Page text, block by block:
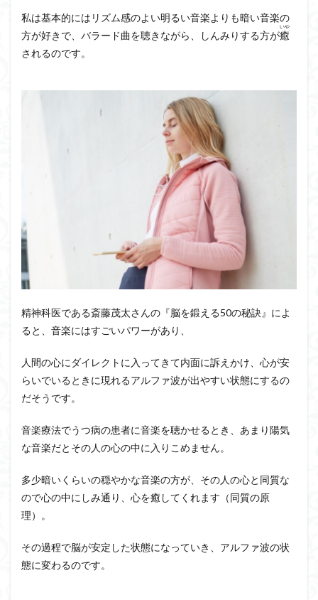
私は基本的にはリズム感のよい明るい音楽よりも暗い音楽の
方が好きで、バラード曲を聴きながら、しんみりする方が癒
いや
されるのです。
精神科医である斎藤茂太さんの『脳を鍛える50の秘訣』によ
ると、音楽にはすごいパワーがあり、
人間の心にダイレクトに入ってきて内面に訴えかけ、心が安
らいでいるときに現れるアルファ波が出やすい状態にするの
だそうです。
音楽療法でうつ病の患者に音楽を聴かせるとき、あまり陽気
な音楽だとその人の心の中に入りこめません。
多少暗いくらいの穏やかな音楽の方が、その人の心と同質な
ので心の中にしみ通り、心を癒してくれます（同質の原
理）。
その過程で脳が安定した状態になっていき、アルファ波の状
態に変わるのです。